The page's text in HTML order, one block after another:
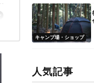
キャンプ場・ショップ
人気記事